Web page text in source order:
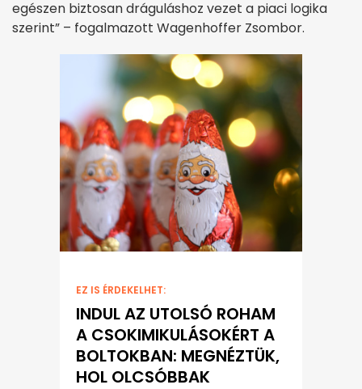
egészen biztosan dráguláshoz vezet a piaci logika
szerint” – fogalmazott Wagenhoffer Zsombor.
EZ IS ÉRDEKELHET:
INDUL AZ UTOLSÓ ROHAM
A CSOKIMIKULÁSOKÉRT A
BOLTOKBAN: MEGNÉZTÜK,
HOL OLCSÓBBAK